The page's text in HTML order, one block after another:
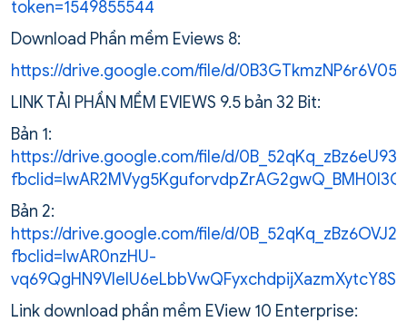
token=1549855544
Download Phần mềm Eviews 8:
https://drive.google.com/file/d/
LINK TẢI PHẦN MỀM EVIEWS 9.5 bản 32 Bit:
Bản 1:
https://drive.google.com/file/d/
Bản 2:
https://drive.google.com/file/d/
fbclid=IwAR0nzHU-
Link download phần mềm EView 10 Enterprise: